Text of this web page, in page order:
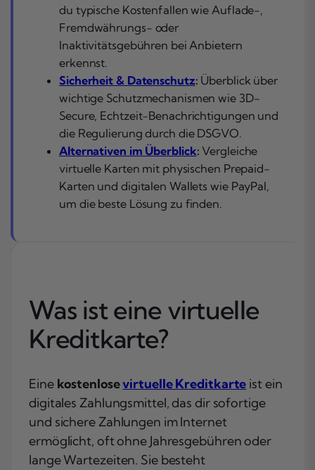
du typische Kostenfallen wie Auflade-,
Fremdwährungs- oder
Inaktivitätsgebühren bei Anbietern
erkennst.
Sicherheit & Datenschutz: Überblick über
wichtige Schutzmechanismen wie 3D-
Secure, Echtzeit-Benachrichtigungen und
die Regulierung durch die DSGVO.
Alternativen im Überblick: Vergleiche
virtuelle Karten mit physischen Prepaid-
Karten und digitalen Wallets wie PayPal,
um die beste Lösung zu finden.
Was ist eine virtuelle
Kreditkarte?
Eine kostenlosevirtuelle Kreditkarte ist ein
digitales Zahlungsmittel, das dir sofortige
und sichere Zahlungen im Internet
ermöglicht, oft ohne Jahresgebühren oder
lange Wartezeiten. Sie besteht